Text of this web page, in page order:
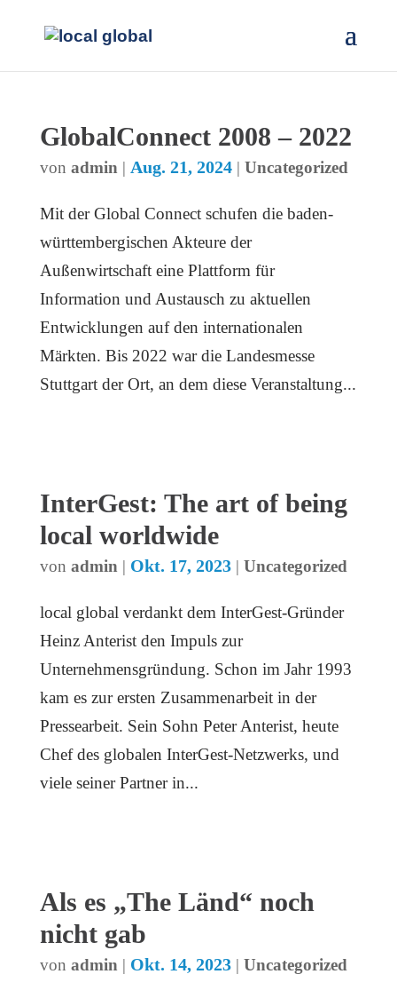
GlobalConnect 2008 – 2022
von admin | Aug. 21, 2024| Uncategorized
Mit der Global Connect schufen die baden-
württembergischen Akteure der
Außenwirtschaft eine Plattform für
Information und Austausch zu aktuellen
Entwicklungen auf den internationalen
Märkten. Bis 2022 war die Landesmesse
Stuttgart der Ort, an dem diese Veranstaltung...
InterGest: The art of being
local worldwide
von admin | Okt. 17, 2023| Uncategorized
local global verdankt dem InterGest-Gründer
Heinz Anterist den Impuls zur
Unternehmensgründung. Schon im Jahr 1993
kam es zur ersten Zusammenarbeit in der
Pressearbeit. Sein Sohn Peter Anterist, heute
Chef des globalen InterGest-Netzwerks, und
viele seiner Partner in...
Als es „The Länd“ noch
nicht gab
von admin | Okt. 14, 2023| Uncategorized